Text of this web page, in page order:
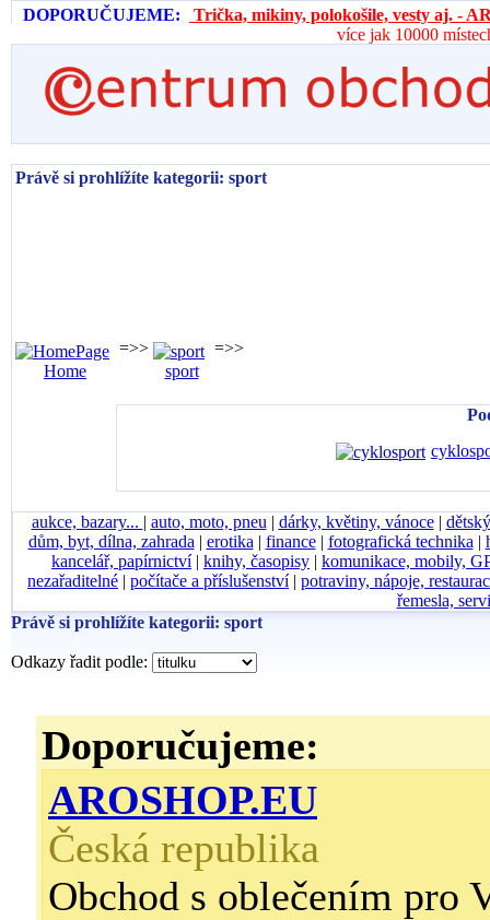
DOPORUČUJEME:
Trička, mikiny, polokošile, vesty aj. -
více jak 10000
Právě si prohlížíte kategorii: sport
Home
=>>
sport
=>>
aukce, bazary... | auto, moto, pneu | dárky, květiny, vánoce|
dům, byt, dílna, zahrada | erotika | finance| fotografická technika |
kancelář, papírnictví| knihy, časopisy | komunikace, mobily,
nezařaditelné | počítače a příslušenství| potraviny, nápoje,
řemesla,
Právě si prohlížíte kategorii: sport
Odkazy řadit podle:
Doporučujeme:
AROSHOP.EU
Česká republika
Obchod s oblečením pro